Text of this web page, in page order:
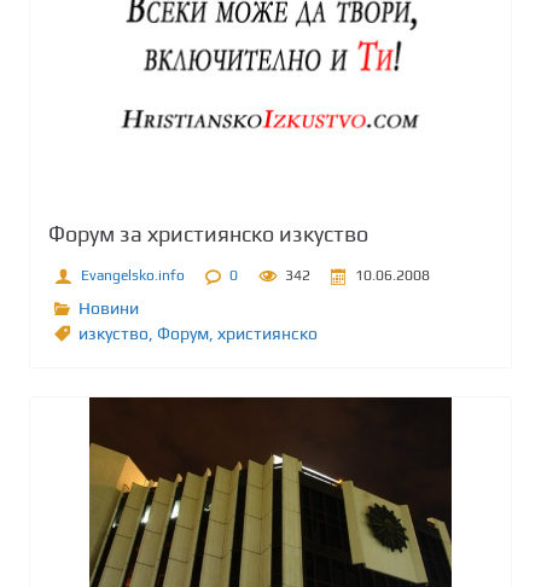
Форум за християнско изкуство
Evangelsko.info 0 342 10.06.2008
Новини
изкуство Форум християнско